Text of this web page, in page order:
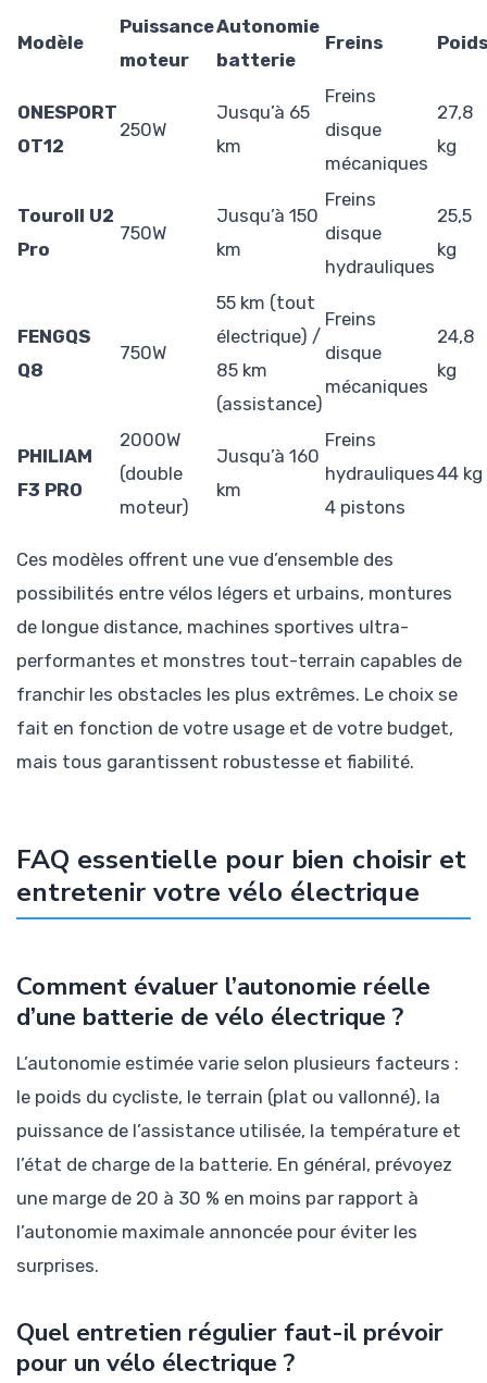
Modèle
Puissance
moteur
Autonomie
batterie
Freins Poids
ONESPORT
OT12
250W
Jusqu’à 65
km
Freins
disque
mécaniques
27,8
kg
Touroll U2
Pro
750W
Jusqu’à 150
km
Freins
disque
hydrauliques
25,5
kg
FENGQS
Q8
750W
55 km (tout
électrique) /
85 km
(assistance)
Freins
disque
mécaniques
24,8
kg
PHILIAM
F3 PRO
2000W
(double
moteur)
Jusqu’à 160
km
Freins
hydrauliques
4 pistons
44 kg
Ces modèles offrent une vue d’ensemble des
possibilités entre vélos légers et urbains, montures
de longue distance, machines sportives ultra-
performantes et monstres tout-terrain capables de
franchir les obstacles les plus extrêmes. Le choix se
fait en fonction de votre usage et de votre budget,
mais tous garantissent robustesse et fiabilité.
FAQ essentielle pour bien choisir et
entretenir votre vélo électrique
Comment évaluer l’autonomie réelle
d’une batterie de vélo électrique ?
L’autonomie estimée varie selon plusieurs facteurs :
le poids du cycliste, le terrain (plat ou vallonné), la
puissance de l’assistance utilisée, la température et
l’état de charge de la batterie. En général, prévoyez
une marge de 20 à 30 % en moins par rapport à
l’autonomie maximale annoncée pour éviter les
surprises.
Quel entretien régulier faut-il prévoir
pour un vélo électrique ?